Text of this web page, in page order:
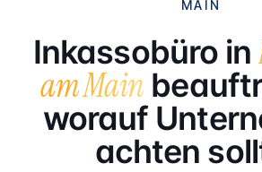
MAIN
Inkassobüro in
am Main
worauf
achten